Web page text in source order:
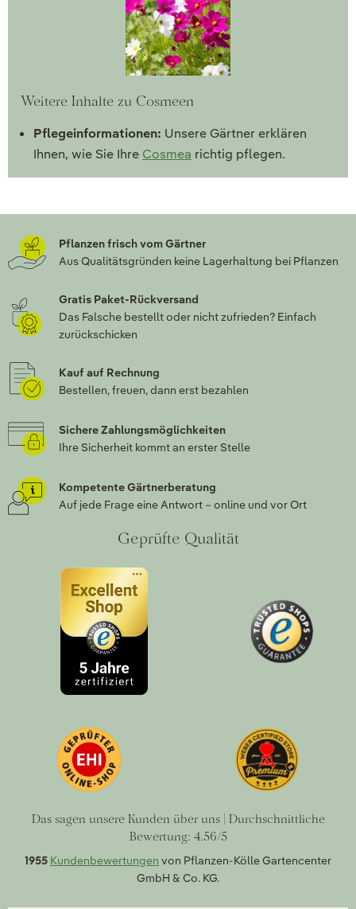
Weitere Inhalte zu Cosmeen
Pflegeinformationen: Unsere Gärtner erklären
Ihnen, wie Sie Ihre Cosmea richtig pflegen.
Pflanzen frisch vom Gärtner
Aus Qualitätsgründen keine Lagerhaltung bei Pflanzen
Gratis Paket-Rückversand
Das Falsche bestellt oder nicht zufrieden? Einfach
zurückschicken
Kauf auf Rechnung
Bestellen, freuen, dann erst bezahlen
Sichere Zahlungsmöglichkeiten
Ihre Sicherheit kommt an erster Stelle
Kompetente Gärtnerberatung
Auf jede Frage eine Antwort – online und vor Ort
Geprüfte Qualität
Das sagen unsere Kunden über uns | Durchschnittliche
Bewertung: 4.56/5
1955 Kundenbewertungen von Pflanzen-Kölle Gartencenter
GmbH & Co. KG.